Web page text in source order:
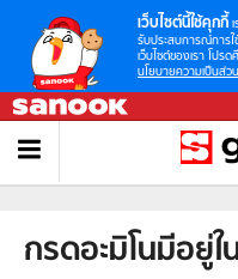
เว็บไซต์นี้ใช้คุกกี้
รับประสบการณ์การ
เว็บไซต์ของเรา โปร
นโยบายความเป็นส่ว
กรดอะมิโนมีอยู่